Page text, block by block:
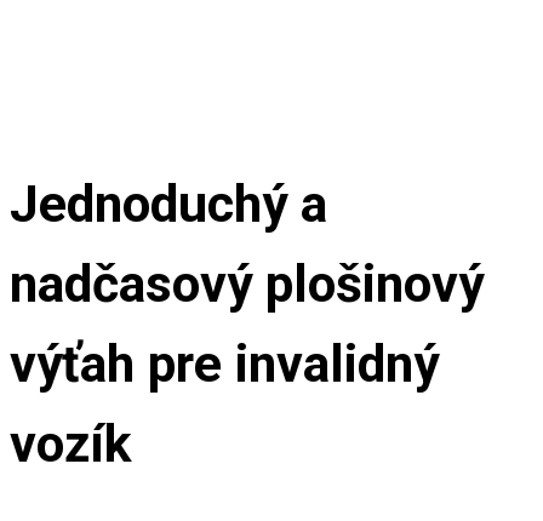
Jednoduchý a
nadčasový plošinový
výťah pre invalidný
vozík